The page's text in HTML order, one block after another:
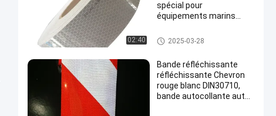
02:40
spécial pour
équipements marins
nid d'abeille
Bande réfléchie de SOLAS
2025-03-28
Bande réfléchissante
réfléchissante Chevron
rouge blanc DIN30710,
bande autocollante auto-